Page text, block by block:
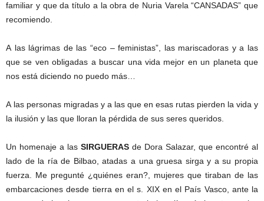
familiar y que da título a la obra de Nuria Varela “CANSADAS” que
recomiendo.
A las lágrimas de las “eco – feministas”, las mariscadoras y a las
que se ven obligadas a buscar una vida mejor en un planeta que
nos está diciendo no puedo más…
A las personas migradas y a las que en esas rutas pierden la vida y
la ilusión y las que lloran la pérdida de sus seres queridos.
Un homenaje a las SIRGUERAS de Dora Salazar, que encontré al
lado de la ría de Bilbao, atadas a una gruesa sirga y a su propia
fuerza. Me pregunté ¿quiénes eran?, mujeres que tiraban de las
embarcaciones desde tierra en el s. XIX en el País Vasco, ante la